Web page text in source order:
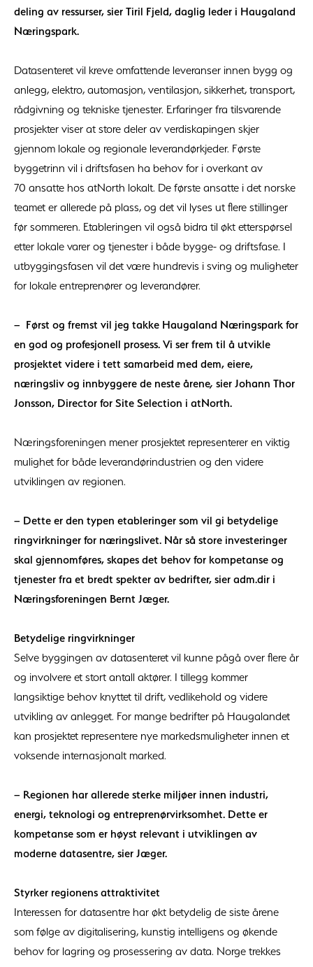
deling av ressurser, sier Tiril Fjeld, daglig leder i Haugaland
Næringspark.
Datasenteret vil kreve omfattende leveranser innen bygg og
anlegg, elektro, automasjon, ventilasjon, sikkerhet, transport,
rådgivning og tekniske tjenester. Erfaringer fra tilsvarende
prosjekter viser at store deler av verdiskapingen skjer
gjennom lokale og regionale leverandørkjeder. Første
byggetrinn vil i driftsfasen ha behov for i overkant av
70 ansatte hos atNorth lokalt. De første ansatte i det norske
teamet er allerede på plass, og det vil lyses ut flere stillinger
før sommeren. Etableringen vil også bidra til økt etterspørsel
etter lokale varer og tjenester i både bygge- og driftsfase. I
utbyggingsfasen vil det være hundrevis i sving og muligheter
for lokale entreprenører og leverandører.
– Først og fremst vil jeg takke Haugaland Næringspark for
en god og profesjonell prosess. Vi ser frem til å utvikle
prosjektet videre i tett samarbeid med dem, eiere,
næringsliv og innbyggere de neste årene, sier Johann Thor
Jonsson, Director for Site Selection i atNorth.
Næringsforeningen mener prosjektet representerer en viktig
mulighet for både leverandørindustrien og den videre
utviklingen av regionen.
– Dette er den typen etableringer som vil gi betydelige
ringvirkninger for næringslivet. Når så store investeringer
skal gjennomføres, skapes det behov for kompetanse og
tjenester fra et bredt spekter av bedrifter, sier adm.dir i
Næringsforeningen Bernt Jæger.
Betydelige ringvirkninger
Selve byggingen av datasenteret vil kunne pågå over flere år
og involvere et stort antall aktører. I tillegg kommer
langsiktige behov knyttet til drift, vedlikehold og videre
utvikling av anlegget. For mange bedrifter på Haugalandet
kan prosjektet representere nye markedsmuligheter innen et
voksende internasjonalt marked.
– Regionen har allerede sterke miljøer innen industri,
energi, teknologi og entreprenørvirksomhet. Dette er
kompetanse som er høyst relevant i utviklingen av
moderne datasentre, sier Jæger.
Styrker regionens attraktivitet
Interessen for datasentre har økt betydelig de siste årene
som følge av digitalisering, kunstig intelligens og økende
behov for lagring og prosessering av data. Norge trekkes